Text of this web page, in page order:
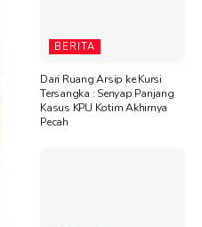
BERITA
Dari Ruang Arsip ke Kursi
Tersangka : Senyap Panjang
Kasus KPU Kotim Akhirnya
Pecah